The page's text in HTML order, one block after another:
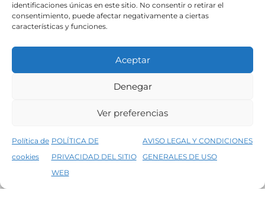
identificaciones únicas en este sitio. No consentir o retirar el
consentimiento, puede afectar negativamente a ciertas
características y funciones.
Aceptar
Denegar
Ver preferencias
Política de
cookies
POLÍTICA DE
PRIVACIDAD DEL SITIO
WEB
AVISO LEGAL Y CONDICIONES
GENERALES DE USO
5% de descuento en tu primera compra, utiliza el código PRIMERACOMPRA
Condiciones generales de venta
Política de privacidad del sitio web
©2026 Decopintur- todos los derechos